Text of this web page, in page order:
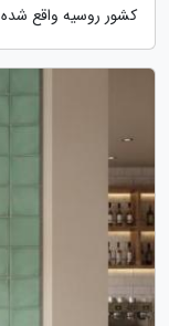
کشور روسیه واقع